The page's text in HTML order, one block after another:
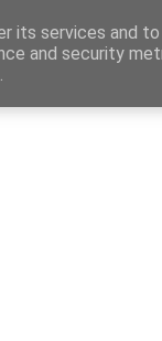
Εργασίας
its services and
and security